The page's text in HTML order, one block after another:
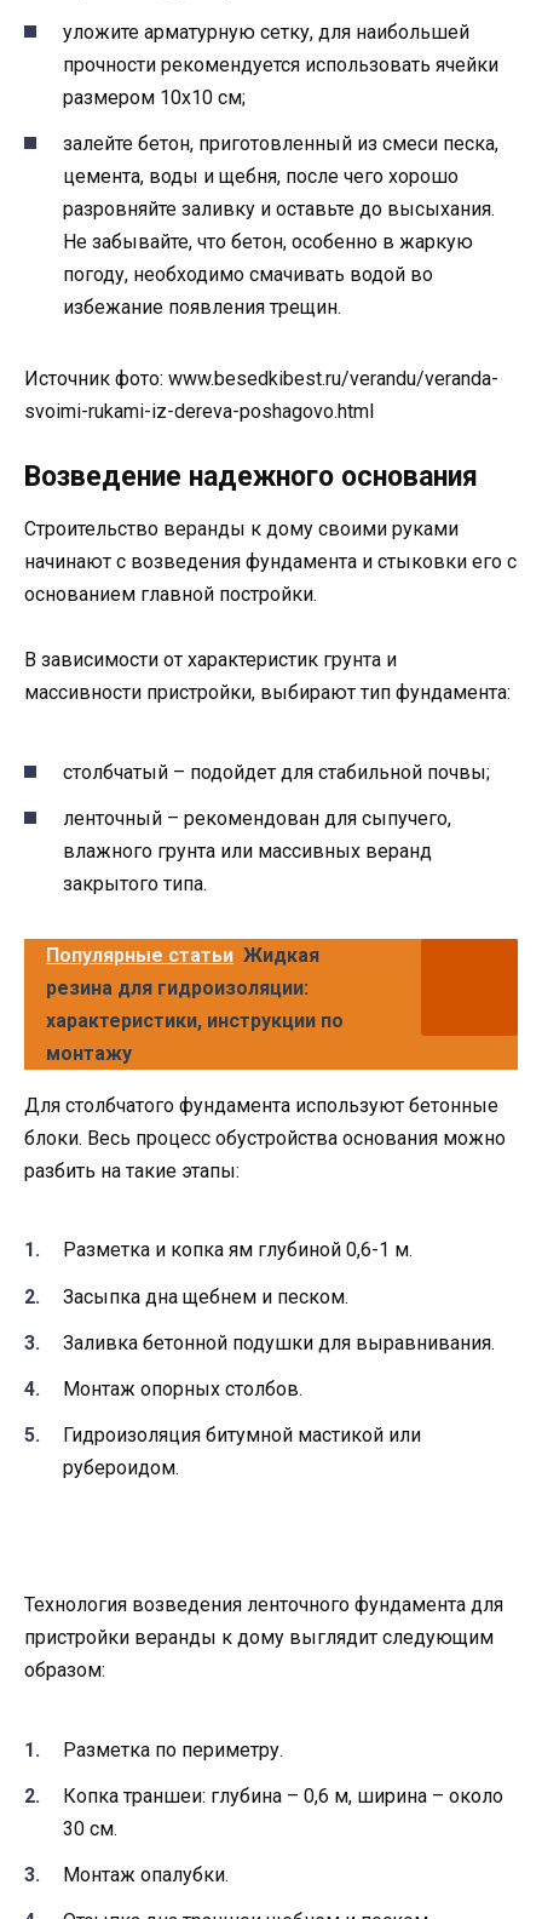
уложите арматурную сетку, для наибольшей
прочности рекомендуется использовать ячейки
размером 10х10 см;
залейте бетон, приготовленный из смеси песка,
цемента, воды и щебня, после чего хорошо
разровняйте заливку и оставьте до высыхания.
Не забывайте, что бетон, особенно в жаркую
погоду, необходимо смачивать водой во
избежание появления трещин.
Источник фото: www.besedkibest.ru/verandu/veranda-
svoimi-rukami-iz-dereva-poshagovo.html
Возведение надежного основания
Строительство веранды к дому своими руками
начинают с возведения фундамента и стыковки его с
основанием главной постройки.
В зависимости от характеристик грунта и
массивности пристройки, выбирают тип фундамента:
столбчатый – подойдет для стабильной почвы;
ленточный – рекомендован для сыпучего,
влажного грунта или массивных веранд
закрытого типа.
Популярные статьи Жидкая
резина для гидроизоляции:
характеристики, инструкции по
монтажу
Для столбчатого фундамента используют бетонные
блоки. Весь процесс обустройства основания можно
разбить на такие этапы:
Разметка и копка ям глубиной 0,6-1 м.
Засыпка дна щебнем и песком.
Заливка бетонной подушки для выравнивания.
Монтаж опорных столбов.
Гидроизоляция битумной мастикой или
рубероидом.
Технология возведения ленточного фундамента для
пристройки веранды к дому выглядит следующим
образом:
Разметка по периметру.
Копка траншеи: глубина – 0,6 м, ширина – около
30 см.
Монтаж опалубки.